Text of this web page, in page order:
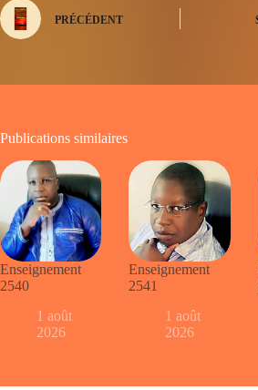
PRÉCÉDENT
Publications similaires
Enseignement
2540
1 août
2026
Enseignement
2541
1 août
2026